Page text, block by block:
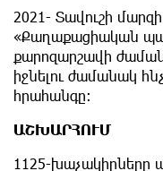
2021- Տավուշի
«Քաղաքացիական
քարոզարշավի
իջնելու ժամանակ
հրահանգը:
ԱՇԽԱՐՀՈՒՄ
1125-խաչակիրները